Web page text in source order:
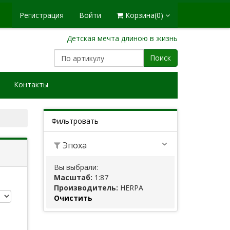
Детская мечта длиною в жизнь
Регистрация Войти Корзина(0)
Поиск
Контакты
Фильтровать
Эпоха
Вы выбрали:
Масштаб: 1:87
Производитель: HERPA
Очистить